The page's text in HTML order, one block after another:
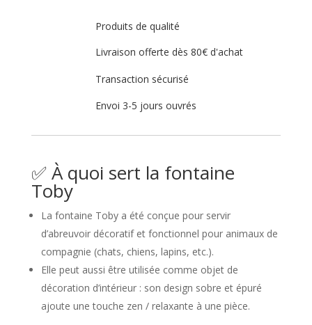
Produits de qualité
Livraison offerte dès 80€ d'achat
Transaction sécurisé
Envoi 3-5 jours ouvrés
✅ À quoi sert la fontaine
Toby
La fontaine Toby a été conçue pour servir
d’abreuvoir décoratif et fonctionnel pour animaux de
compagnie (chats, chiens, lapins, etc.).
Elle peut aussi être utilisée comme objet de
décoration d’intérieur : son design sobre et épuré
ajoute une touche zen / relaxante à une pièce.